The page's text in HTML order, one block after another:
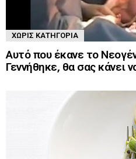
ΧΩΡΊΣ ΚΑΤΗΓΟΡΊΑ
Αυτό που έκανε το
Γεννήθηκε, θα σας κάνει